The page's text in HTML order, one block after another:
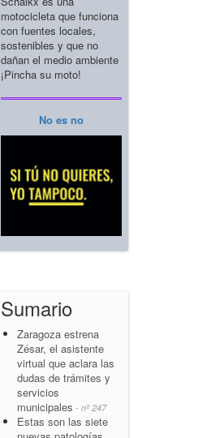
motocicleta que funciona
con fuentes locales,
sostenibles y que no
dañan el medio ambiente
¡Pincha su moto!
No es no
Sumario
Zaragoza estrena
Zésar, el asistente
virtual que aclara las
dudas de trámites y
servicios
municipales - nº 247
Estas son las siete